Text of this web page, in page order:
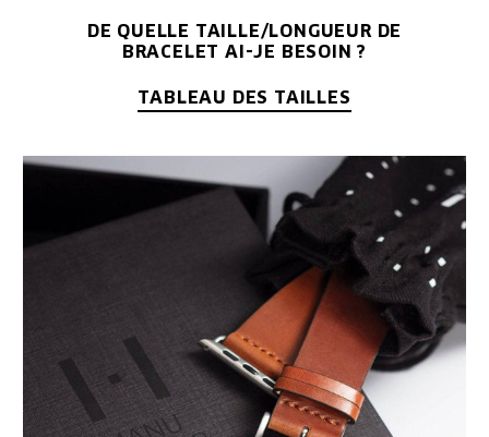
DE QUELLE TAILLE/LONGUEUR DE
BRACELET AI-JE BESOIN ?
TABLEAU DES TAILLES